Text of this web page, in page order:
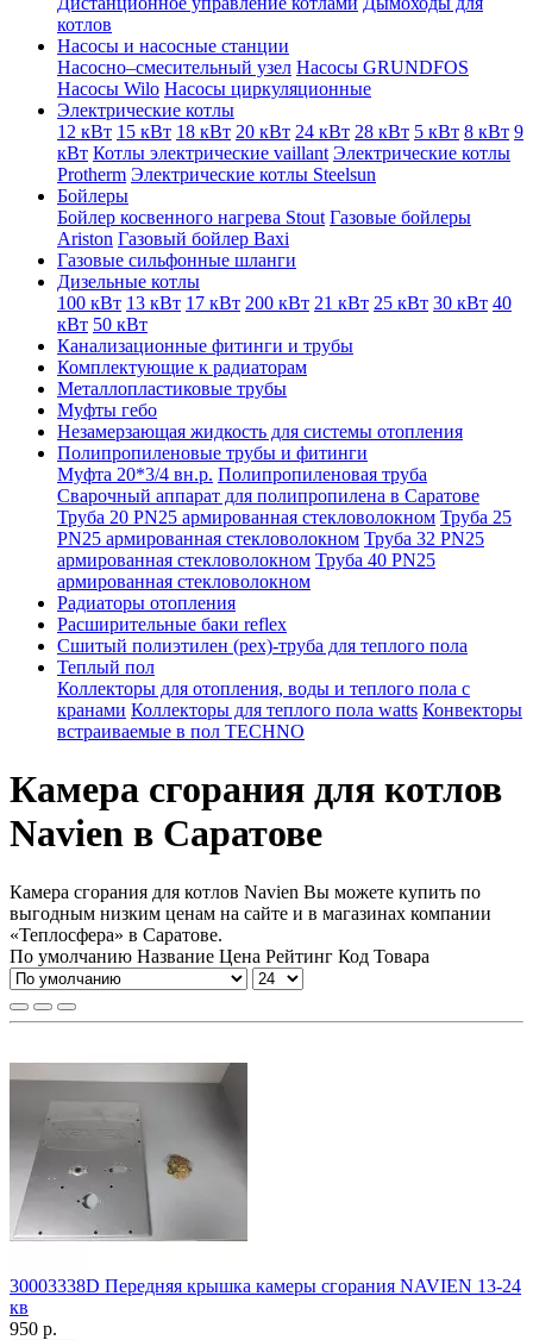
котлов
Насосы и насосные станции
Насосно–смесительный узел Насосы GRUNDFOS
Насосы Wilo Насосы циркуляционные
Электрические котлы
12 кВт 15 кВт 18 кВт 20 кВт 24 кВт 28 кВт 5 кВт 8 кВт 9
кВт Котлы электрические vaillant Электрические котлы
Protherm Электрические котлы Steelsun
Бойлеры
Бойлер косвенного нагрева Stout Газовые бойлеры
Ariston Газовый бойлер Baxi
Газовые сильфонные шланги
Дизельные котлы
100 кВт 13 кВт 17 кВт 200 кВт 21 кВт 25 кВт 30 кВт 40
кВт 50 кВт
Канализационные фитинги и трубы
Комплектующие к радиаторам
Металлопластиковые трубы
Муфты гебо
Незамерзающая жидкость для системы отопления
Полипропиленовые трубы и фитинги
Муфта 20*3/4 вн.р. Полипропиленовая труба
Сварочный аппарат для полипропилена в Саратове
Труба 20 PN25 армированная стекловолокном Труба 25
PN25 армированная стекловолокном Труба 32 PN25
армированная стекловолокном Труба 40 PN25
армированная стекловолокном
Радиаторы отопления
Расширительные баки reflex
Сшитый полиэтилен (pex)-труба для теплого пола
Теплый пол
Коллекторы для отопления, воды и теплого пола с
кранами Коллекторы для теплого пола watts Конвекторы
встраиваемые в пол TECHNO
Камера сгорания для котлов
Navien в Саратове
Камера сгорания для котлов Navien Вы можете купить по
выгодным низким ценам на сайте и в магазинах компании
«Теплосфера» в Саратове.
По умолчанию Название Цена Рейтинг Код Товара
30003338D Передняя крышка камеры сгорания NAVIEN 13-24
кв
950 р.